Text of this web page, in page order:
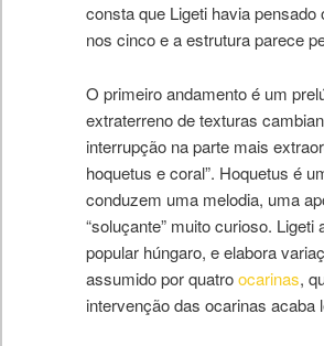
consta que Ligeti havia
nos cinco e a estrutura parece
O primeiro andamento é um
extraterreno de texturas
interrupção na parte mais
hoquetus e coral”. Hoquetus é
conduzem uma melodia, uma
“soluçante” muito curioso.
popular húngaro, e elabora
assumido por quatroocarinas,
intervenção das ocarinas acaba